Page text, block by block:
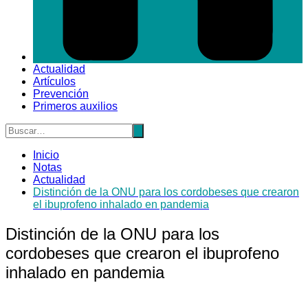
Actualidad
Artículos
Prevención
Primeros auxilios
Inicio
Notas
Actualidad
Distinción de la ONU para los cordobeses que crearon
el ibuprofeno inhalado en pandemia
Distinción de la ONU para los
cordobeses que crearon el ibuprofeno
inhalado en pandemia